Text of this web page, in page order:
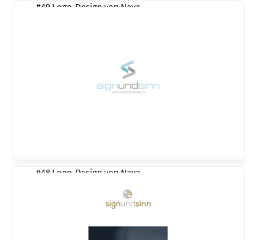
#49 Logo-Design von Naya
#48 Logo-Design von Naya